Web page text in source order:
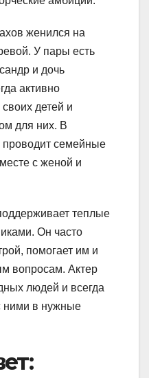
женился на
У пары есть
и дочь
активно
детей и
для них. В
проводит семейные
с женой и
теплые
Он часто
помогает им и
вопросам. Актер
людей и всегда
ними в нужные